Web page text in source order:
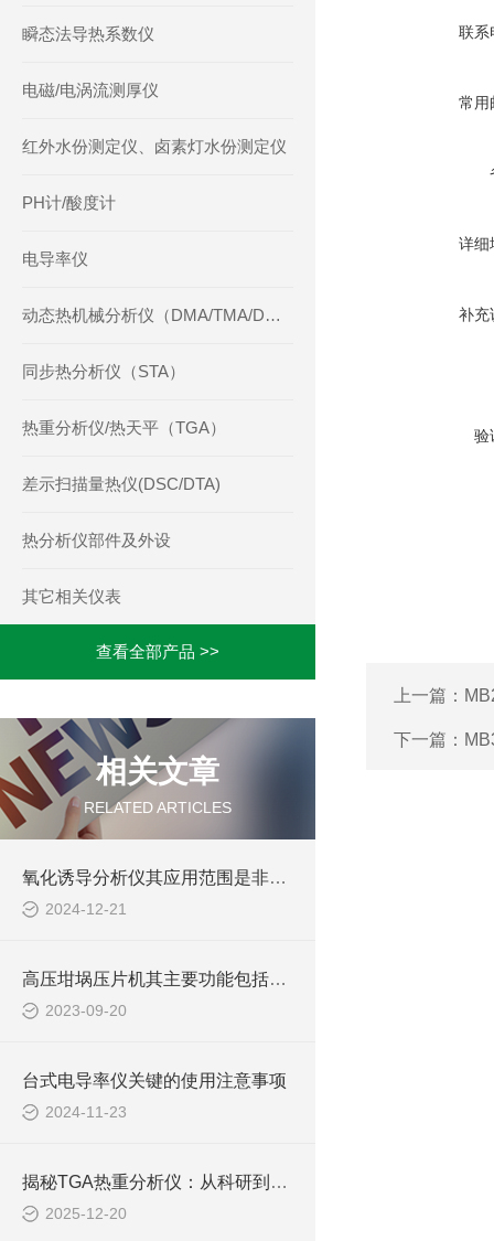
瞬态法导热系数仪
电磁/电涡流测厚仪
红外水份测定仪、卤素灯水份测定仪
PH计/酸度计
电导率仪
动态热机械分析仪（DMA/TMA/DMTA）
同步热分析仪（STA）
热重分析仪/热天平（TGA）
差示扫描量热仪(DSC/DTA)
热分析仪部件及外设
其它相关仪表
查看全部产品 >>
相关文章
RELATED ARTICLES
氧化诱导分析仪其应用范围是非常广泛的
2024-12-21
高压坩埚压片机其主要功能包括以下几个方面
2023-09-20
台式电导率仪关键的使用注意事项
2024-11-23
揭秘TGA热重分析仪：从科研到工业，它的应用你想象不到！
2025-12-20
联系
常用
详细
补充
验
上一篇：
下一篇：